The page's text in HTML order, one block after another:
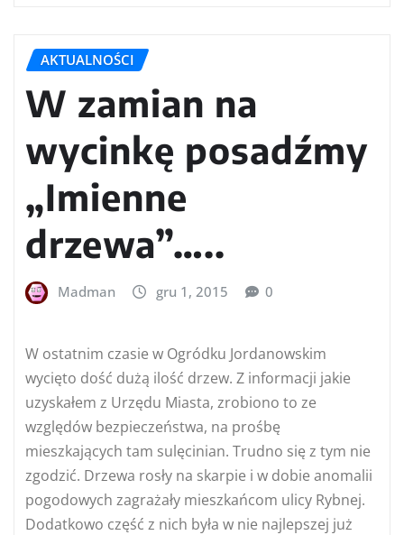
AKTUALNOŚCI
W zamian na
wycinkę posadźmy
„Imienne
drzewa”…..
Madman gru 1, 2015 0
W ostatnim czasie w Ogródku Jordanowskim
wycięto dość dużą ilość drzew. Z informacji jakie
uzyskałem z Urzędu Miasta, zrobiono to ze
względów bezpieczeństwa, na prośbę
mieszkających tam sulęcinian. Trudno się z tym nie
zgodzić. Drzewa rosły na skarpie i w dobie anomalii
pogodowych zagrażały mieszkańcom ulicy Rybnej.
Dodatkowo część z nich była w nie najlepszej już